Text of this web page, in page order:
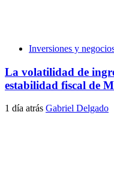
Inversiones y
La volatilidad de
estabilidad fiscal de
1 día atrás Gabriel Delgado